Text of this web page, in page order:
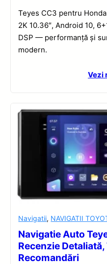
Teyes CC3 pentru
2K 10.36″, Android 10,
DSP — performanță și
modern.
Vezi
Navigatii, NAVIGATII
Navigatie Auto
Recenzie Detaliată,
Recomandări